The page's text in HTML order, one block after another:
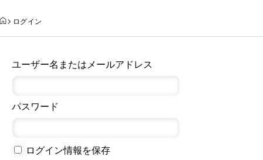
ログイン
ユーザー名またはメールアドレス
パスワード
ログイン情報を保存